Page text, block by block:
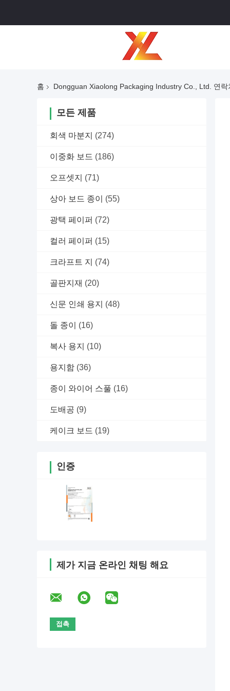
홈 Dongguan Xiaolong Packaging Industry Co., Ltd. 연락
모든 제품
회색 마분지 (274)
이중화 보드 (186)
오프셋지 (71)
상아 보드 종이 (55)
광택 페이퍼 (72)
컬러 페이퍼 (15)
크라프트 지 (74)
골판지재 (20)
신문 인쇄 용지 (48)
돌 종이 (16)
복사 용지 (10)
용지함 (36)
종이 와이어 스풀 (16)
도배공 (9)
케이크 보드 (19)
인증
제가 지금 온라인 채팅 해요